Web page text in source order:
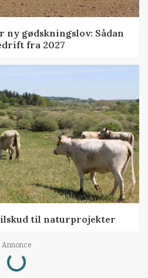
ny gødskningslov: Sådan
fra 2027
til naturprojekter
Annonce
Loading...